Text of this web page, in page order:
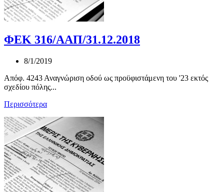
ΦΕΚ 316/ΑΑΠ/31.12.2018
8/1/2019
Απόφ. 4243 Αναγνώριση οδού ως προϋφιστάμενη του '23 εκτός
σχεδίου πόλης...
Περισσότερα